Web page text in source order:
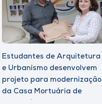
Estudantes de Arquitetura
e Urbanismo desenvolvem
projeto para modernização
da Casa Mortuária de